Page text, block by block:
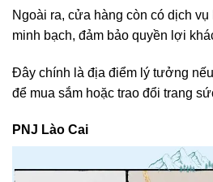
Ngoài ra, cửa hàng còn có dịch
minh bạch, đảm bảo quyền lợi
Đây chính là địa điểm lý tưởng
để mua sắm hoặc trao đổi trang
PNJ Lào Cai